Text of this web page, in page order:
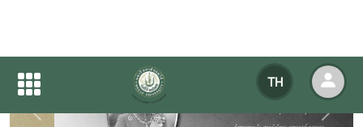
TH
Previous
Next